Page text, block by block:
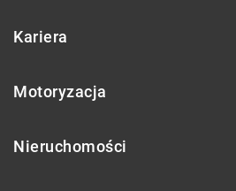
Kariera
Motoryzacja
Nieruchomości